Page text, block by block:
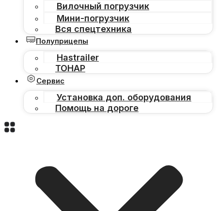
Вилочный погрузчик
Мини-погрузчик
Вся спецтехника
Полуприцепы
Hastrailer
ТОНАР
Сервис
Установка доп. оборудования
Помощь на дороге